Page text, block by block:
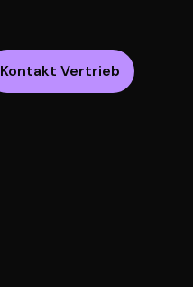
Kontakt Vertrieb